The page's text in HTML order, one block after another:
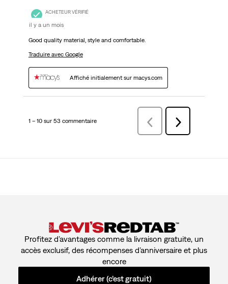
ACHETEUR VÉRIFIÉ
il y a un mois
Good quality material, style and comfortable.
Traduire avec Google
Affiché initialement sur macys.com
1 – 10 sur 53 commentaire Précédentcommentaire
Suivant
commentaire
Profitez d’avantages comme la livraison gratuite, un
accès exclusif, des récompenses d’anniversaire et plus
encore
Adhérer (c’est gratuit)